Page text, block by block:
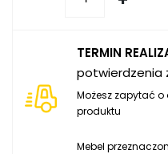
TERMIN
potwierdzenia
Możesz zapytać
produktu
Mebel